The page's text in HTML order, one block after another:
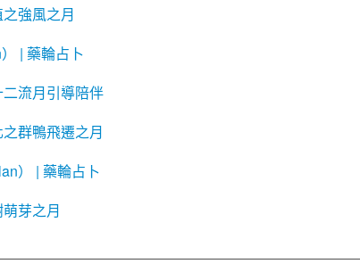
之強風之月
| 藥輪占卜
二流月引導陪伴
之群鴨飛遷之月
） | 藥輪占卜
萌芽之月